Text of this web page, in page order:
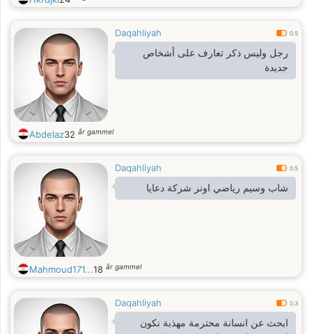
Daqahliyah 0.5
رجل وليس ذكر تعارف على أشخاص
جديدة
Abdelaz32 år gammel
Daqahliyah 0.5
شاب وسيم رياضي اونر شركة دعايا
Mahmoud171...18 år gammel
Daqahliyah 0.3
ابحث عن انسانة محترمة مهذبة نكون